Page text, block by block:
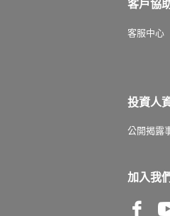
客戶協
客服中心
投資人
公開揭露
加入我